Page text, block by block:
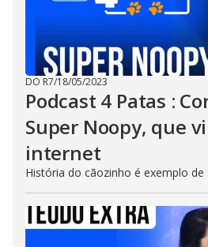
DO R7/18/05/2023
Podcast 4 Patas :
Super Noopy, que
internet
História do cãozinho é exemplo de